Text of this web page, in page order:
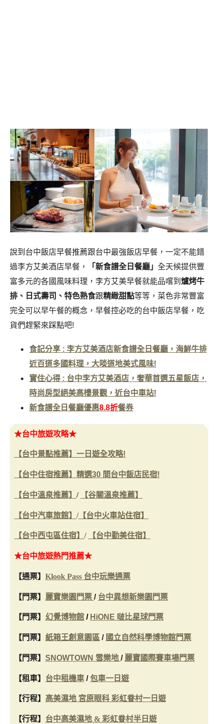
說到台中飯店早餐推薦跟台中最強飯店早餐，一定不能錯
過李方艾美酒店早餐，
「新食譜全日餐廳」 全天候提供豐
富多元的各國風味料理，李方艾美早餐就能品嚐到 爐烤牛
排、日式壽司、特色熟食跟精緻甜點等等，菜色非常豐富
完全可以早午餐的概念，早餐控必吃的台中飯店早餐，吃
貨們趕緊來踩點吧!
食記分享 : 李方艾美酒店新食譜全日餐廳，海鮮牛排
近百道多國料理，大啖道地美式風味!
實住心得 : 台中李方艾美酒店，奢華首選五星飯店，
時尚房型絕美高樓景觀，近台中車站!
新食譜全日餐廳優惠8.8折餐券
★台中旅遊攻略★
【台中景點推薦】一日遊全攻略!
【台中住宿推薦】精選30 間台中飯店民宿!
【台中溫泉推薦】 / 【谷關溫泉推薦】
【台中汽車旅館】 /【台中火車站住宿】
【台中西屯區住宿】 / 【台中勤美住宿】
★台中旅遊熱門推薦★
【通票】 Klook Pass 台中玩樂通票
【門票】 麗寶樂園門票 / 台中異想新樂園門票
【門票】 幻覺博物館 / HiONE 啵比星球門票
【門票】 紙箱王創意園區 / 國立自然科學博物館門票
【門票】 SNOWTOWN 雪樂地 / 麗寶國際賽車場門票
【租車】 台中租機車 /包車一日遊
【行程】 高美濕地 宮原眼科 彩虹眷村一日遊
【行程】 台中高美濕地 & 彩虹眷村半日遊